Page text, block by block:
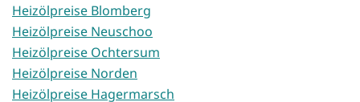
Heizölpreise Blomberg
Heizölpreise Neuschoo
Heizölpreise Ochtersum
Heizölpreise Norden
Heizölpreise Hagermarsch